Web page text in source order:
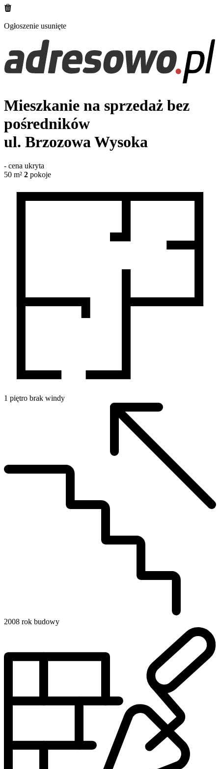
Ogłoszenie usunięte
Mieszkanie na sprzedaż bez
pośredników
ul. Brzozowa Wysoka
- cena ukryta
50 m² 2 pokoje
1 piętro brak windy
2008 rok budowy